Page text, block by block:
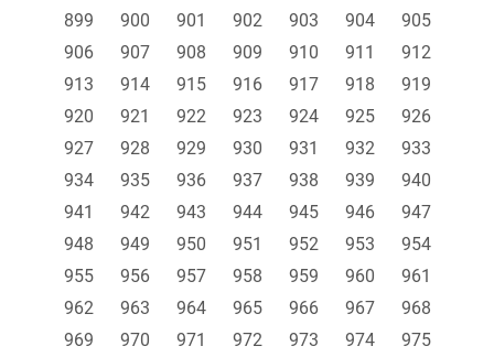
899
900 901 902 903 904
905
906
907 908 909 910 911
912
913
914 915 916 917 918
919
920
921 922 923 924 925
926
927
928 929 930 931 932
933
934
935 936 937 938 939
940
941
942 943 944 945 946
947
948
949 950 951 952 953
954
955
956 957 958 959 960
961
962
963 964 965 966 967
968
969
970 971 972 973 974
975